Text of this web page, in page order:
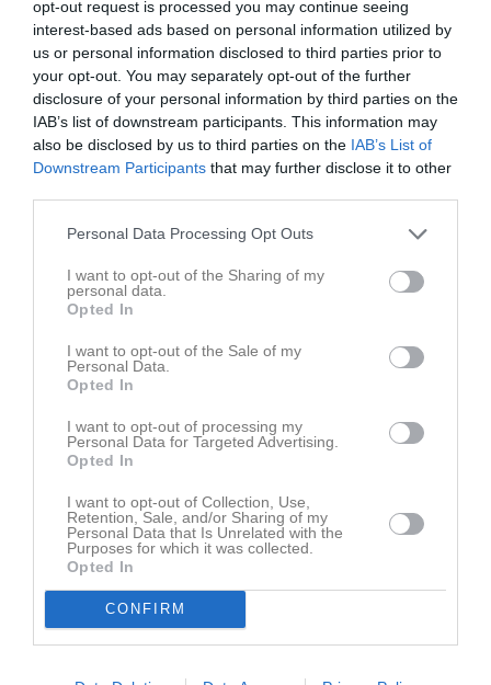
opt-out request is processed you may continue seeing
interest-based ads based on personal information utilized by
us or personal information disclosed to third parties prior to
your opt-out. You may separately opt-out of the further
disclosure of your personal information by third parties on the
IAB’s list of downstream participants. This information may
also be disclosed by us to third parties on the IAB’s List of
Downstream Participants that may further disclose it to other
Personal Data Processing Opt Outs
I want to opt-out of the Sharing of my
personal data.
Opted In
I want to opt-out of the Sale of my
Personal Data.
Opted In
I want to opt-out of processing my
Personal Data for Targeted Advertising.
Opted In
I want to opt-out of Collection, Use,
Retention, Sale, and/or Sharing of my
Personal Data that Is Unrelated with the
Purposes for which it was collected.
Opted In
CONFIRM
Senast uppladdade video
Logga in och ladda upp ert första klipp
28 bilder
På gång Kalender